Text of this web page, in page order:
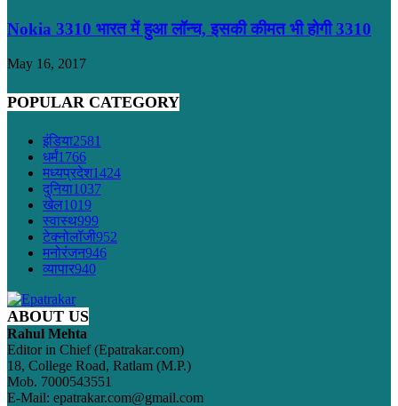
Nokia 3310 भारत में हुआ लॉन्च, इसकी कीमत भी होगी 3310
May 16, 2017
POPULAR CATEGORY
इंडिया2581
धर्मं1766
मध्यप्रदेश1424
दुनिया1037
खेल1019
स्वास्थ999
टेक्नोलॉजी952
मनोरंजन946
व्यापार940
ABOUT US
Rahul Mehta
Editor in Chief (Epatrakar.com)
18, College Road, Ratlam (M.P.)
Mob. 7000543551
E-Mail: epatrakar.com@gmail.com